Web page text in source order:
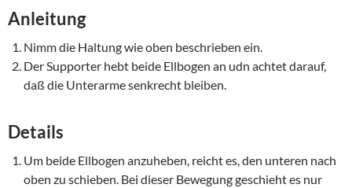
Anleitung
Nimm die Haltung wie oben beschrieben ein.
Der Supporter hebt beide Ellbogen an udn achtet darauf,
daß die Unterarme senkrecht bleiben.
Details
Um beide Ellbogen anzuheben, reicht es, den unteren nach
oben zu schieben. Bei dieser Bewegung geschieht es nur